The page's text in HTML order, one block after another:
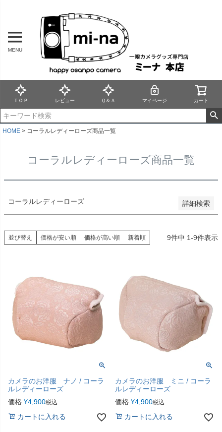
MENU
ＴＯＰ レビュー Ｑ＆Ａ マイページ カート
HOME コーラルレディーローズ商品一覧
コーラルレディーローズ商品一覧
コーラルレディーローズ 詳細検索
バンドル販売
予約商品
予約商品のみを表示
並び順
登録順
価格が安い順
価格が高い順
キーワードヒット順
検索
並び替え 価格が安い順 価格が高い順 新着順 9件中 1-9件表示
カメラのお洋服 ナノ / コーラ
ルレディーローズ
価格 ¥4,900税込
カートに入れる
カメラのお洋服 ミニ / コーラ
ルレディーローズ
価格 ¥4,900税込
カートに入れる